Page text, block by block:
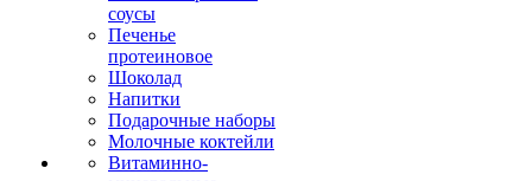
соусы
Печенье
протеиновое
Шоколад
Напитки
Подарочные наборы
Молочные коктейли
Витаминно-